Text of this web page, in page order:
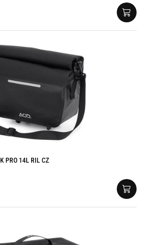
PRO 14L RIL CZ